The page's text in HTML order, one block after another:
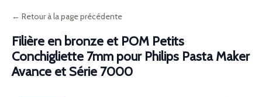
← Retour à la page précédente
Filière en bronze et POM Petits
Conchigliette 7mm pour Philips Pasta Maker
Avance et Série 7000